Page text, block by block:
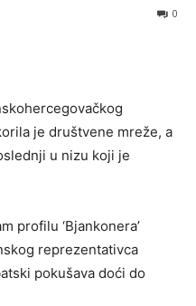
0
je društvene mreže, a
u nizu koji je
profilu ‘Bjankonera’
reprezentativca
pokušava doći do